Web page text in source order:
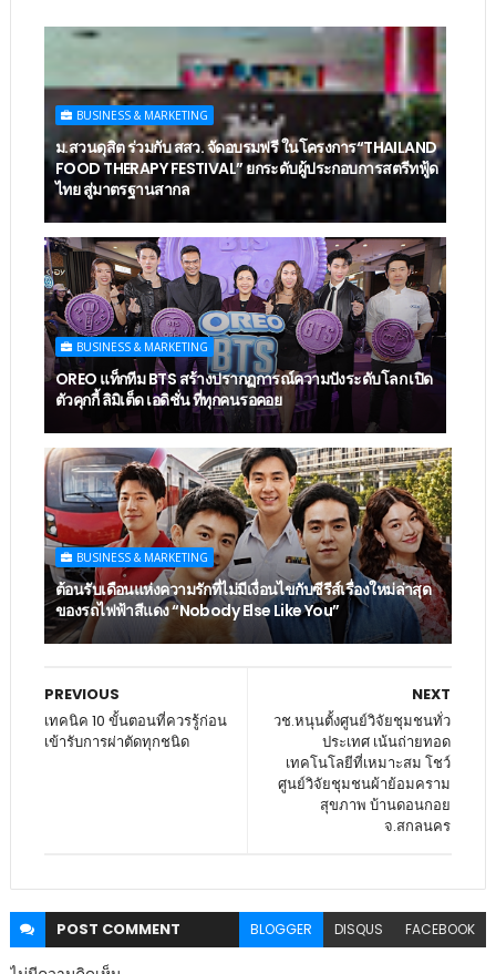
BUSINESS & MARKETING
ม.สวนดุสิต ร่วมกับ สสว. จัดอบรมฟรี ในโครงการ“THAILAND
FOOD THERAPY FESTIVAL” ยกระดับผู้ประกอบการสตรีทฟู้ด
ไทย สู่มาตรฐานสากล
BUSINESS & MARKETING
OREO แท็กทีม BTS สร้างปรากฏการณ์ความปังระดับโลก เปิด
ตัวคุกกี้ ลิมิเต็ด เอดิชั่น ที่ทุกคนรอคอย
BUSINESS & MARKETING
ต้อนรับเดือนแห่งความรักที่ไม่มีเงื่อนไขกับซีรีส์เรื่องใหม่ล่าสุด
ของรถไฟฟ้าสีแดง “Nobody Else Like You”
NEXT
วช.หนุนตั้งศูนย์วิจัยชุมชนทั่ว
ประเทศ เน้นถ่ายทอด
เทคโนโลยีที่เหมาะสม โชว์
ศูนย์วิจัยชุมชนผ้าย้อมคราม
สุขภาพ บ้านดอนกอย
จ.สกลนคร
PREVIOUS
เทคนิค 10 ขั้นตอนที่ควรรู้ก่อน
เข้ารับการผ่าตัดทุกชนิด
POST COMMENT BLOGGER DISQUS FACEBOOK